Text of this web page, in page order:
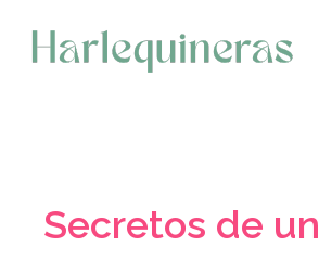
contenido
Secretos de un